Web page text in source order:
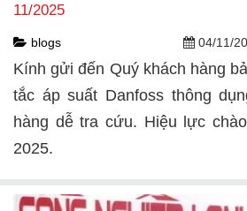
11/2025
blogs 04/11/
Kính gửi đến Quý khách hàng
tắc áp suất Danfoss thông
hàng dễ tra cứu. Hiệu lực
2025.